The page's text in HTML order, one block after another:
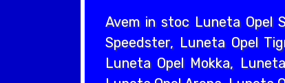
Avem in stoc Luneta Opel
Speedster, Luneta Opel
Luneta Opel Mokka,